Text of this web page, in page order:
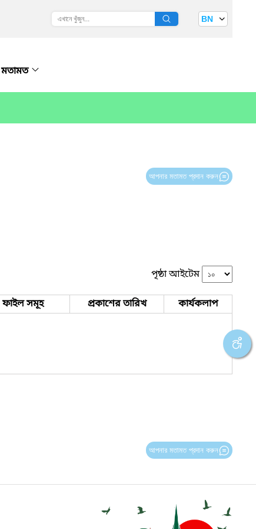
BN
মতামত
আপনার মতামত প্রদান করুন
পৃষ্ঠা আইটেম
ফাইল সমূহ প্রকাশের তারিখ কার্যকলাপ
আপনার মতামত প্রদান করুন